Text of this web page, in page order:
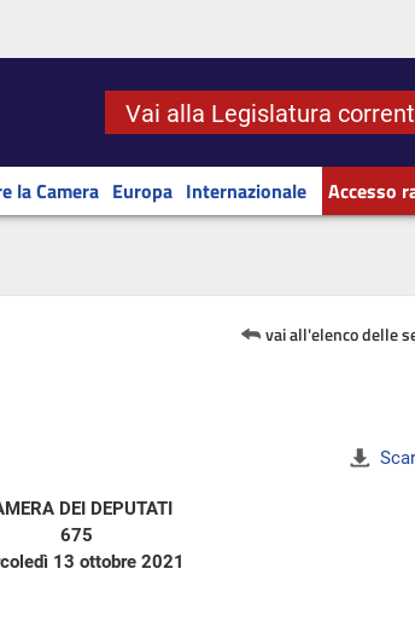
Vai alla Legislatura
la Camera Europa Internazionale Accesso
vai all'elenco delle
DEI DEPUTATI
675
13 ottobre 2021